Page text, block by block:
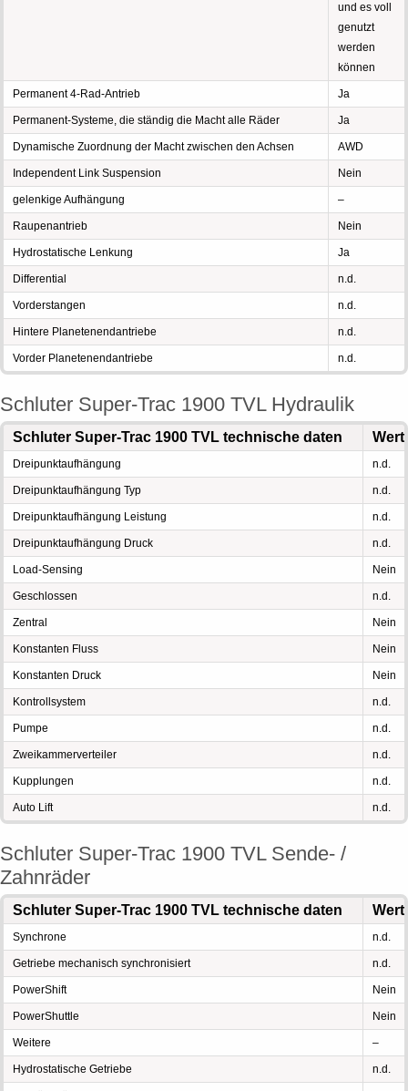
und es voll
genutzt
werden
können
Permanent 4-Rad-Antrieb Ja
Permanent-Systeme, die ständig die Macht alle Räder Ja
Dynamische Zuordnung der Macht zwischen den Achsen AWD
Independent Link Suspension Nein
gelenkige Aufhängung –
Raupenantrieb Nein
Hydrostatische Lenkung Ja
Differential n.d.
Vorderstangen n.d.
Hintere Planetenendantriebe n.d.
Vorder Planetenendantriebe n.d.
Schluter Super-Trac 1900 TVL Hydraulik
Schluter Super-Trac 1900 TVL technische daten Wert
Dreipunktaufhängung n.d.
Dreipunktaufhängung Typ n.d.
Dreipunktaufhängung Leistung n.d.
Dreipunktaufhängung Druck n.d.
Load-Sensing Nein
Geschlossen n.d.
Zentral Nein
Konstanten Fluss Nein
Konstanten Druck Nein
Kontrollsystem n.d.
Pumpe n.d.
Zweikammerverteiler n.d.
Kupplungen n.d.
Auto Lift n.d.
Schluter Super-Trac 1900 TVL Sende- /
Zahnräder
Schluter Super-Trac 1900 TVL technische daten Wert
Synchrone n.d.
Getriebe mechanisch synchronisiert n.d.
PowerShift Nein
PowerShuttle Nein
Weitere –
Hydrostatische Getriebe n.d.